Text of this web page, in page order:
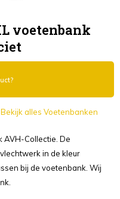
voetenbank
Bekijk alles Voetenbanken
AVH-Collectie. De
in de kleur
bij de voetenbank. Wij